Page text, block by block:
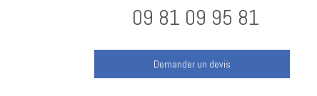
09 81 09 95 81
Demander un devis